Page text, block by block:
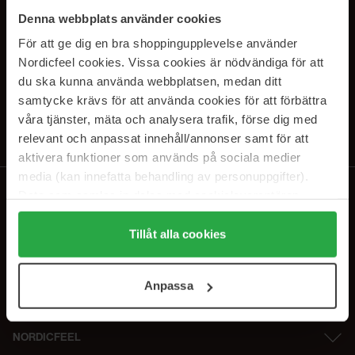
Denna webbplats använder cookies
För att ge dig en bra shoppingupplevelse använder
Nordicfeel cookies. Vissa cookies är nödvändiga för att
du ska kunna använda webbplatsen, medan ditt
samtycke krävs för att använda cookies för att förbättra
våra tjänster, mäta och analysera trafik, förse dig med
relevant och anpassat innehåll/annonser samt för att
aktivera funktioner som används på sociala medier
media (kan innefatta behandling av personuppgifter).
Genom att trycka på "Tillåt alla cookies" accepterar du
alla cookies, medan du under "Detaljer" kan anpassa
användningen av cookies. Du kan när som helst återkalla
samt vår Integritetspolicy.
Tillåt alla cookies
Anpassa
SUBSCRIBE TO OUR
NEWSLETTER
Tilaamalla hyväksyttietosuojakäytäntömme. Peruuta tilaus milloin
tahansa.
NORDICFEEL